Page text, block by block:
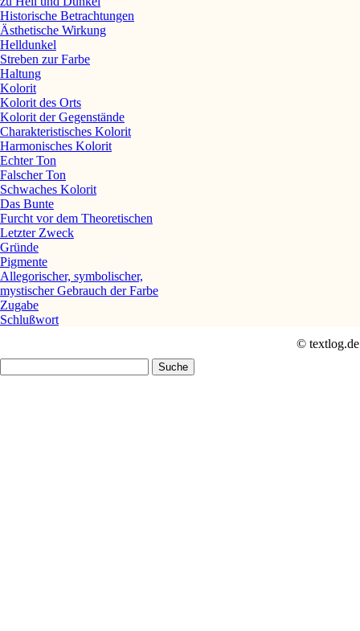
Historische Betrachtungen
Ästhetische Wirkung
Helldunkel
Streben zur Farbe
Haltung
Kolorit
Kolorit des Orts
Kolorit der Gegenstände
Charakteristisches Kolorit
Harmonisches Kolorit
Echter Ton
Falscher Ton
Schwaches Kolorit
Das Bunte
Furcht vor dem Theoretischen
Letzter Zweck
Gründe
Pigmente
Allegorischer, symbolischer,
mystischer Gebrauch der Farbe
Zugabe
Schlußwort
© textlog.de